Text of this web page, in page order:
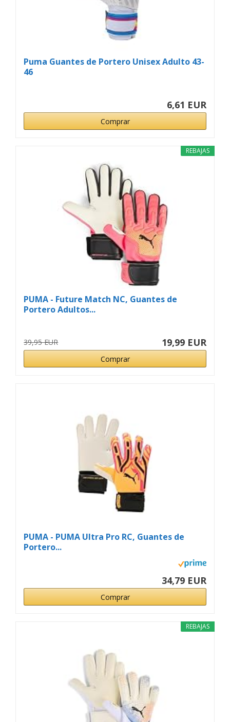
Puma Guantes de Portero Unisex Adulto 43-
46
6,61 EUR
Comprar
REBAJAS
PUMA - Future Match NC, Guantes de
Portero Adultos...
39,95 EUR 19,99 EUR
Comprar
PUMA - PUMA Ultra Pro RC, Guantes de
Portero...
34,79 EUR
Comprar
REBAJAS